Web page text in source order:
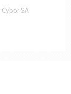
Cybor SA